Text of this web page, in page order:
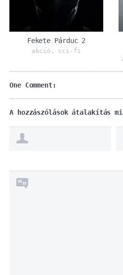
Fekete Párduc 2
akció , sci-fi
One Comment:
A hozzászólások átalakítás